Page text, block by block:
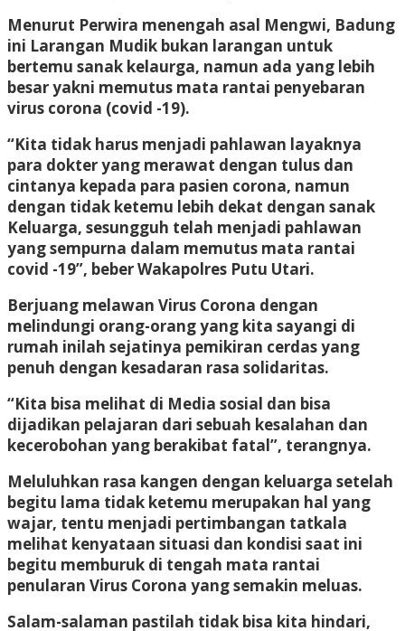
Menurut Perwira menengah asal Mengwi, Badung
ini Larangan Mudik bukan larangan untuk
bertemu sanak kelaurga, namun ada yang lebih
besar yakni memutus mata rantai penyebaran
virus corona (covid -19).
“Kita tidak harus menjadi pahlawan layaknya
para dokter yang merawat dengan tulus dan
cintanya kepada para pasien corona, namun
dengan tidak ketemu lebih dekat dengan sanak
Keluarga, sesungguh telah menjadi pahlawan
yang sempurna dalam memutus mata rantai
covid -19”, beber Wakapolres Putu Utari.
Berjuang melawan Virus Corona dengan
melindungi orang-orang yang kita sayangi di
rumah inilah sejatinya pemikiran cerdas yang
penuh dengan kesadaran rasa solidaritas.
“Kita bisa melihat di Media sosial dan bisa
dijadikan pelajaran dari sebuah kesalahan dan
kecerobohan yang berakibat fatal”, terangnya.
Meluluhkan rasa kangen dengan keluarga setelah
begitu lama tidak ketemu merupakan hal yang
wajar, tentu menjadi pertimbangan tatkala
melihat kenyataan situasi dan kondisi saat ini
begitu memburuk di tengah mata rantai
penularan Virus Corona yang semakin meluas.
Salam-salaman pastilah tidak bisa kita hindari,